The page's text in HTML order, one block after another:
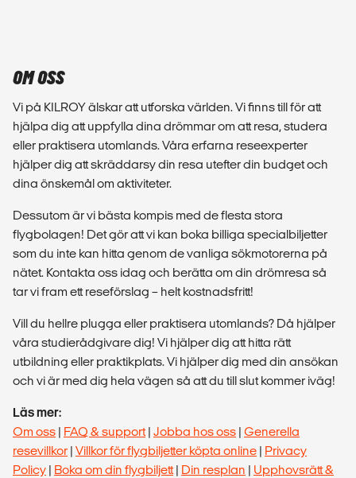
OM OSS
Vi på KILROY älskar att utforska världen. Vi finns till för att
hjälpa dig att uppfylla dina drömmar om att resa, studera
eller praktisera utomlands. Våra erfarna reseexperter
hjälper dig att skräddarsy din resa utefter din budget och
dina önskemål om aktiviteter.
Dessutom är vi bästa kompis med de flesta stora
flygbolagen! Det gör att vi kan boka billiga specialbiljetter
som du inte kan hitta genom de vanliga sökmotorerna på
nätet. Kontakta oss idag och berätta om din drömresa så
tar vi fram ett reseförslag – helt kostnadsfritt!
Vill du hellre plugga eller praktisera utomlands? Då hjälper
våra studierådgivare dig! Vi hjälper dig att hitta rätt
utbildning eller praktikplats. Vi hjälper dig med din ansökan
och vi är med dig hela vägen så att du till slut kommer iväg!
Läs mer:
Om oss | FAQ & support| Jobba hos oss | Generella
resevillkor | Villkor för flygbiljetter köpta online | Privacy
Policy | Boka om din flygbiljett| Din resplan | Upphovsrätt &